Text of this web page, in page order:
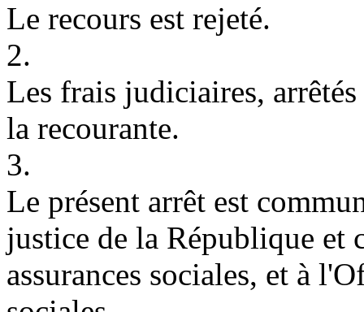
Le recours est rejeté.
2.
Les frais judiciaires,
la recourante.
3.
Le présent arrêt est
justice de la République et
assurances sociales, et à